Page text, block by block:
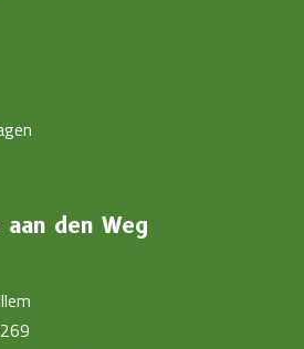
aan den Weg